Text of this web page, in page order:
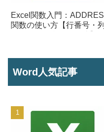
Excel関数入門：
関数の使い方【行番号・
Word人気記事